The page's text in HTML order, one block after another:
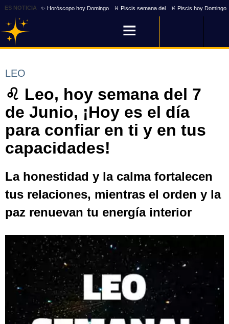
ES NOTICIA ✨ Horóscopo hoy Domingo ♓ Piscis semana del ♓ Piscis hoy Domingo
LEO
♌ Leo, hoy semana del 7
de Junio, ¡Hoy es el día
para confiar en ti y en tus
capacidades!
La honestidad y la calma fortalecen
tus relaciones, mientras el orden y la
paz renuevan tu energía interior